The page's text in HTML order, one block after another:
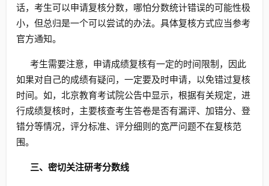
话，考生可以申请复核分数，哪怕分数统计错误的可能性极
小，但总归是一个可以尝试的办法。具体复核方式应当参考
官方通知。
考生需要注意，申请成绩复核有一定的时间限制，因此
如果对自己的成绩有疑问，一定要及时申请，以免错过复核
时间。如，北京教育考试院公告中显示，根据有关规定，进
行成绩复核时，主要核查考生答卷是否有漏评、加错分、登
错分等情况，评分标准、评分细则的宽严问题不在复核范
围。
三、密切关注研考分数线